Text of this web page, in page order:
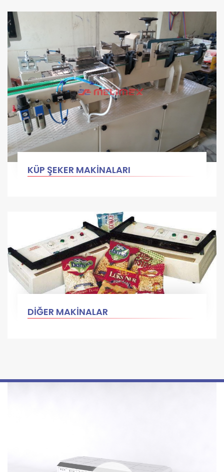
KÜP ŞEKER MAKİNALARI
DİĞER MAKİNALAR